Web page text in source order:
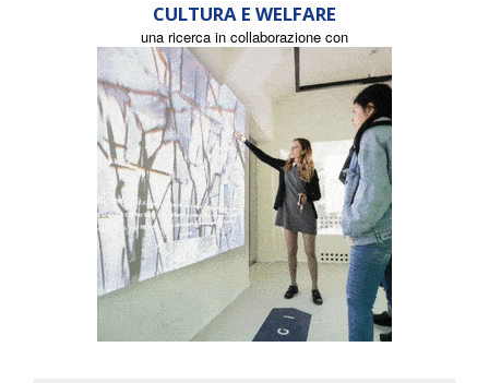
CULTURA E WELFARE
una ricerca in collaborazione con